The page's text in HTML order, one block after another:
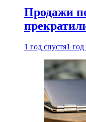
Продажи
1 год спустя1 год